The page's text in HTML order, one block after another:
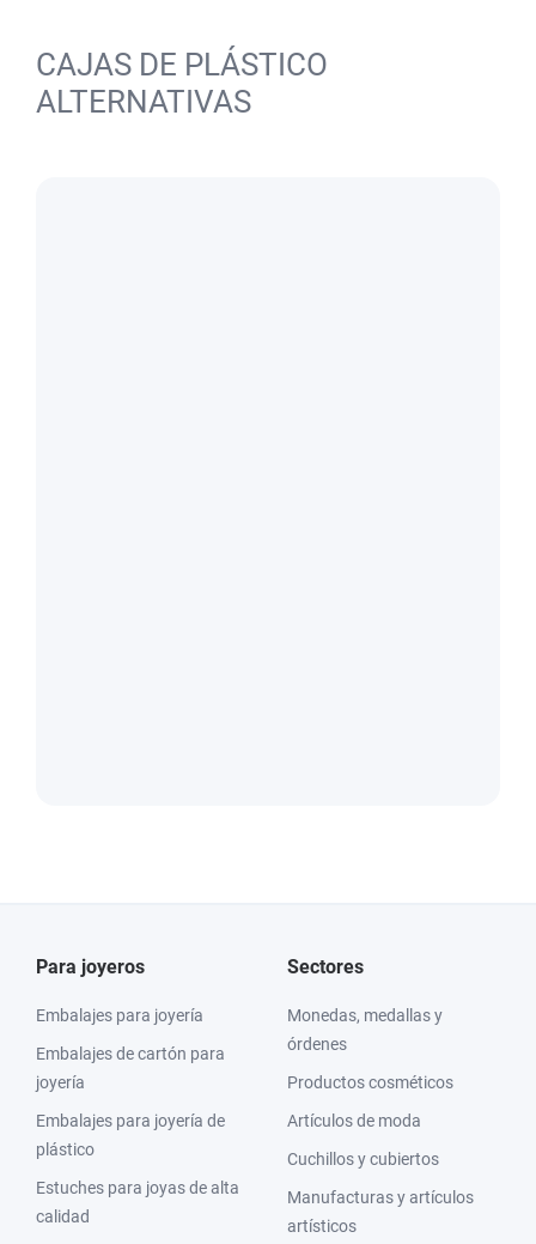
CAJAS DE PLÁSTICO
ALTERNATIVAS
Para joyeros
Embalajes para joyería
Embalajes de cartón para
joyería
Embalajes para joyería de
plástico
Estuches para joyas de alta
calidad
Sectores
Monedas, medallas y
órdenes
Productos cosméticos
Artículos de moda
Cuchillos y cubiertos
Manufacturas y artículos
artísticos